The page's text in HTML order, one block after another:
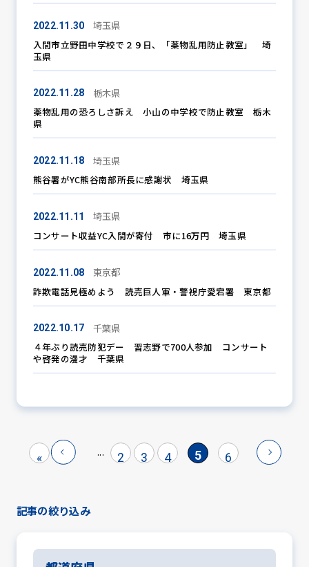
2022.11.30
埼玉県
入間市立野田中学校で２９日、「薬物乱用防止教室」 埼
玉県
2022.11.28
栃木県
薬物乱用の恐ろしさ訴え 小山の中学校で防止教室 栃木
県
2022.11.18
埼玉県
熊谷署がYC熊谷南部所長に感謝状 埼玉県
2022.11.11
埼玉県
コンサート収益YC入間が寄付 市に16万円 埼玉県
2022.11.08
東京都
詐欺電話見極めよう 読売巨人軍・警視庁愛宕署 東京都
2022.10.17
千葉県
４年ぶり読売防犯デー 習志野で700人参加 コンサート
や啓発の漫才 千葉県
« ... 2 3 4 5 6
記事の絞り込み